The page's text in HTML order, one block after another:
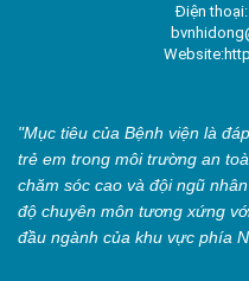
Điện
"Mục tiêu của Bệnh viện là
trẻ em trong môi trường an
chăm sóc cao và đội ngũ
độ chuyên môn tương xứng
đầu ngành của khu vực phía